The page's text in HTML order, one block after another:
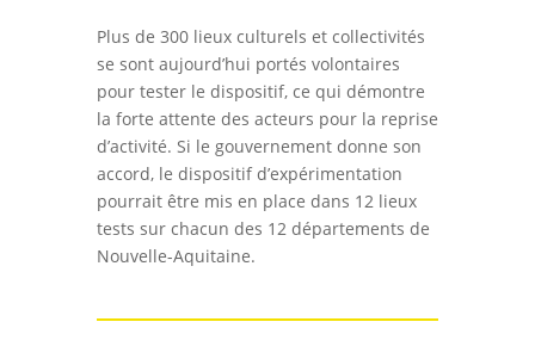
Plus de 300 lieux culturels et collectivités
se sont aujourd’hui portés volontaires
pour tester le dispositif, ce qui démontre
la forte attente des acteurs pour la reprise
d’activité. Si le gouvernement donne son
accord, le dispositif d’expérimentation
pourrait être mis en place dans 12 lieux
tests sur chacun des 12 départements de
Nouvelle-Aquitaine.